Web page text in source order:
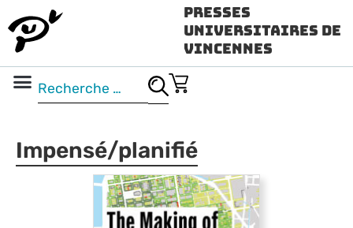
Presses
Universitaires de
Vincennes
Impensé/planifié